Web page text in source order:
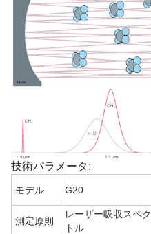
技術パラメータ:
モデル G20
測定原則
レーザー吸収スペク
トル